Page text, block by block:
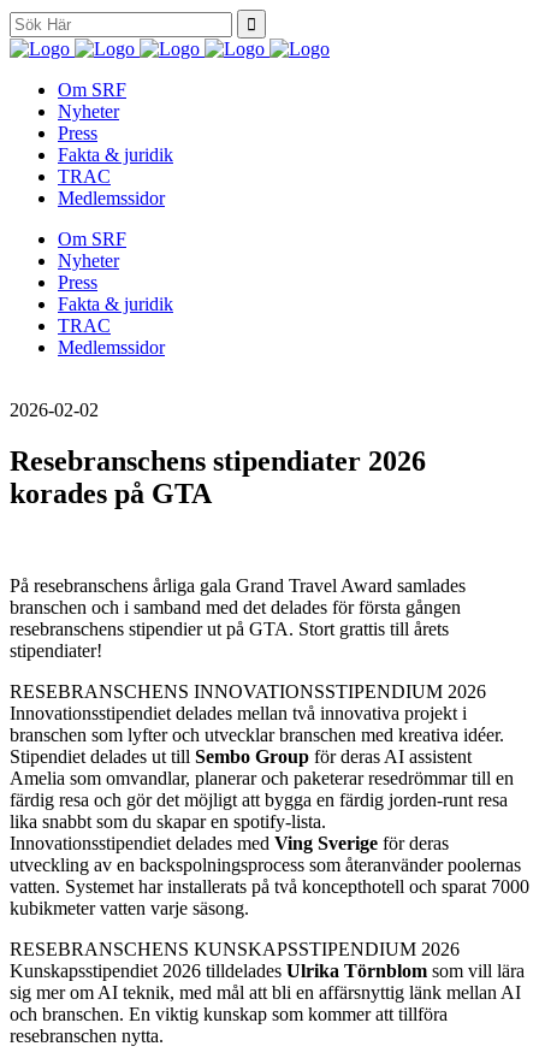
Search
for:
Om SRF
Nyheter
Press
Fakta & juridik
TRAC
Medlemssidor
Om SRF
Nyheter
Press
Fakta & juridik
TRAC
Medlemssidor
2026-02-02
Resebranschens stipendiater 2026
korades på GTA
På resebranschens årliga gala Grand Travel Award samlades
branschen och i samband med det delades för första gången
resebranschens stipendier ut på GTA. Stort grattis till årets
stipendiater!
RESEBRANSCHENS INNOVATIONSSTIPENDIUM 2026
Innovationsstipendiet delades mellan två innovativa projekt i
branschen som lyfter och utvecklar branschen med kreativa idéer.
Stipendiet delades ut till Sembo Group för deras AI assistent
Amelia som omvandlar, planerar och paketerar resedrömmar till en
färdig resa och gör det möjligt att bygga en färdig jorden-runt resa
lika snabbt som du skapar en spotify-lista.
Innovationsstipendiet delades med Ving Sverige för deras
utveckling av en backspolningsprocess som återanvänder poolernas
vatten. Systemet har installerats på två koncepthotell och sparat 7000
kubikmeter vatten varje säsong.
RESEBRANSCHENS KUNSKAPSSTIPENDIUM 2026
Kunskapsstipendiet 2026 tilldelades Ulrika Törnblom som vill lära
sig mer om AI teknik, med mål att bli en affärsnyttig länk mellan AI
och branschen. En viktig kunskap som kommer att tillföra
resebranschen nytta.